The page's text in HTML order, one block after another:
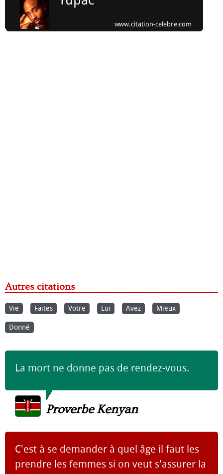
Autres citations
Vie Faites Votre Lui Avez Mieux
Donné
La mort ne donne pas de rendez-vous.
Proverbe Kenyan
C'est à se demander à quel âge il faut les
prendre les femmes si on veut s'assurer la